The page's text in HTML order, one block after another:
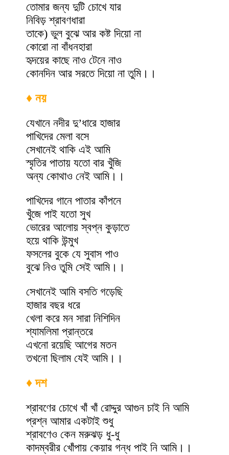
তোমার জন্য দুটি চোখে যার
নিবিড় শ্রাবণধারা
তাকে) ভুল বুঝে আর কষ্ট দিয়ো না
কোরো না বাঁধনহারা
হৃদয়ের কাছে নাও টেনে নাও
কোনদিন আর সরতে দিয়ো না তুমি।।
♦ নয়
যেখানে নদীর দু’ধারে হাজার
পাখিদের মেলা বসে
সেখানেই থাকি এই আমি
স্মৃতির পাতায় যতো বার খুঁজি
অন্য কোথাও নেই আমি।।
পাখিদের গানে পাতার কাঁপনে
খুঁজে পাই যতো সুখ
ভোরের আলোয় স্বপ্ন কুড়াতে
হয়ে থাকি উন্মুখ
ফসলের বুকে যে সুবাস পাও
বুঝে নিও তুমি সেই আমি।।
সেখানেই আমি বসতি গড়েছি
হাজার বছর ধরে
খেলা করে মন সারা নিশিদিন
শ্যামলিমা প্রান্তরে
এখনো রয়েছি আগের মতন
তখনো ছিলাম যেই আমি।।
♦ দশ
শ্রাবণের চোখে খাঁ খাঁ রোদ্দুর আগুন চাই নি আমি
প্রশ্ন আমার একটাই শুধু
শ্রাবণেও কেন মরুঝড় ধু-ধু
কাদম্বরীর খোঁপায় কেয়ার গন্ধ পাই নি আমি।।